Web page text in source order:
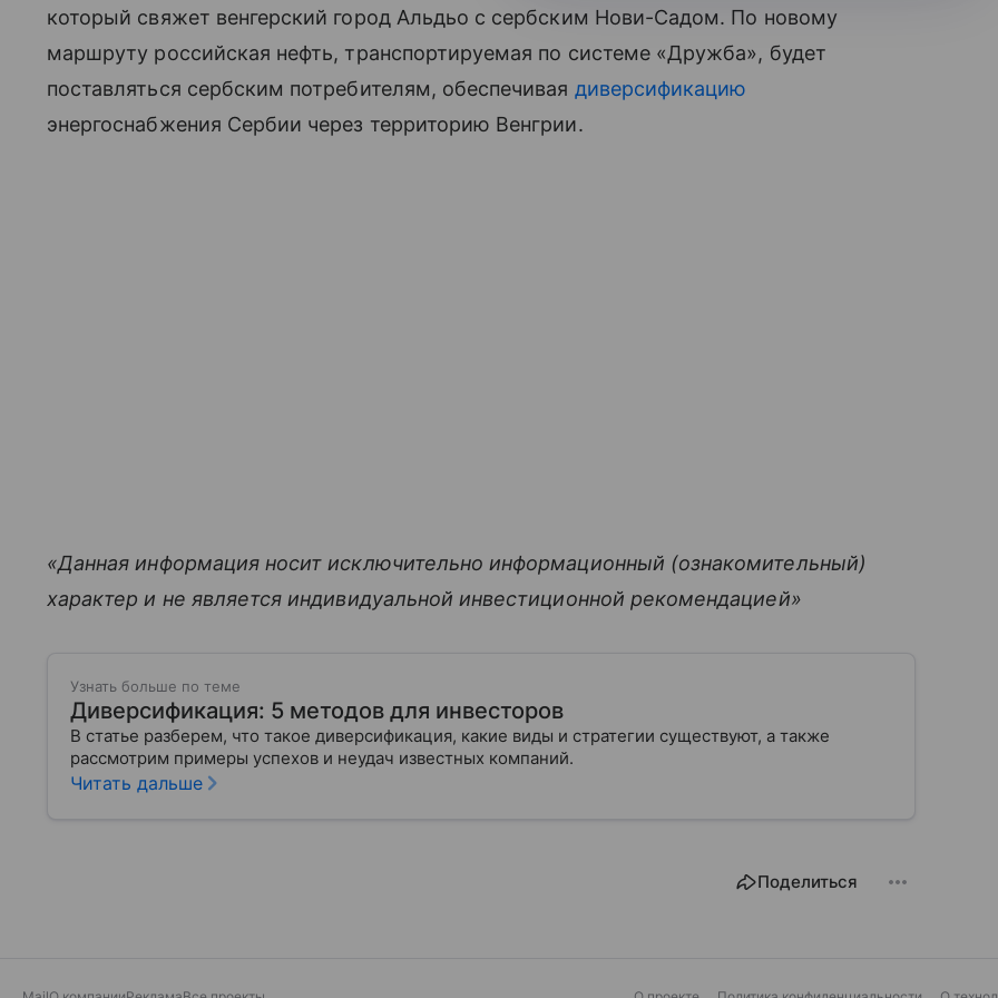
который свяжет венгерский город Альдьо с сербским Нови-Садом. По новому
маршруту российская нефть, транспортируемая по системе «Дружба», будет
поставляться сербским потребителям, обеспечивая диверсификацию
энергоснабжения Сербии через территорию Венгрии.
«Данная информация носит исключительно информационный (ознакомительный)
характер и не является индивидуальной инвестиционной рекомендацией»
Узнать больше по теме
Диверсификация: 5 методов для инвесторов
В статье разберем, что такое диверсификация, какие виды и стратегии существуют, а также
рассмотрим примеры успехов и неудач известных компаний.
Читать дальше
Поделиться